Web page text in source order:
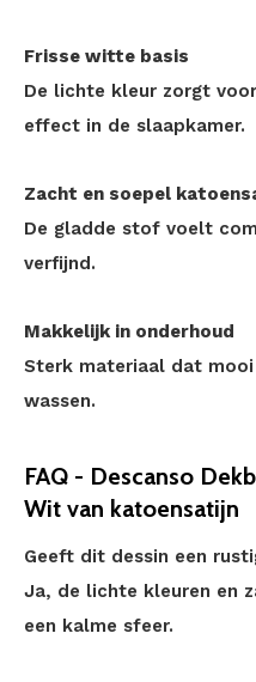
Frisse witte basis
De lichte kleur zorgt
effect in de slaapkamer.
Zacht en soepel
De gladde stof voelt
verfijnd.
Makkelijk in onderhoud
Sterk materiaal dat
wassen.
FAQ - Descanso
Wit van katoensatijn
Geeft dit dessin een
Ja, de lichte kleuren en
een kalme sfeer.